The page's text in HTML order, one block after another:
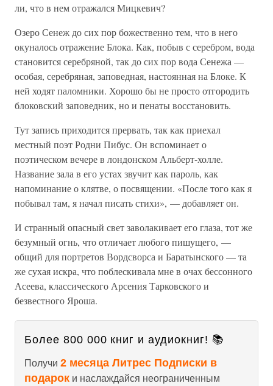
ли, что в нем отражался Мицкевич?
Озеро Сенеж до сих пор божественно тем, что в него
окуналось отражение Блока. Как, побыв с серебром, вода
становится серебряной, так до сих пор вода Сенежа —
особая, серебряная, заповедная, настоянная на Блоке. К
ней ходят паломники. Хорошо бы не просто отгородить
блоковский заповедник, но и пенаты восстановить.
Тут запись приходится прервать, так как приехал
местный поэт Родни Пибус. Он вспоминает о
поэтическом вечере в лондонском Альберт-холле.
Название зала в его устах звучит как пароль, как
напоминание о клятве, о посвящении. «После того как я
побывал там, я начал писать стихи», — добавляет он.
И странный опасный свет заволакивает его глаза, тот же
безумный огнь, что отличает любого пишущего, —
общий для портретов Вордсворса и Баратынского — та
же сухая искра, что поблескивала мне в очах бессонного
Асеева, классического Арсения Тарковского и
безвестного Яроша.
Более 800 000 книг и аудиокниг! 📚
Получи 2 месяца Литрес Подписки в
подарок и наслаждайся неограниченным